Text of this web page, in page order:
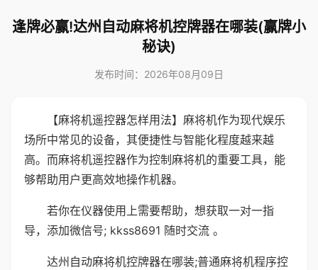
逢牌必赢!达州自动麻将机控牌器在哪装(赢牌小
秘诀)
发布时间：2026年08月09日
【麻将机遥控器怎样用法】麻将机作为现代娱乐
场所中常见的设备，其便捷性与智能化程度越来越
高。而麻将机遥控器作为控制麻将机的重要工具，能
够帮助用户更高效地操作机器。
若你在仪器使用上需要帮助，想获取一对一指
导，添加微信号; kkss8691 随时交流 。
达州自动麻将机控牌器在哪装;普通麻将机程序控